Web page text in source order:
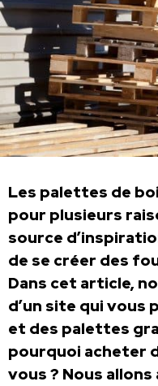
Les palettes de
pour plusieurs
source
de se créer des
Dans cet article,
d’un site qui vous
et des palettes
pourquoi acheter
vous ? Nous